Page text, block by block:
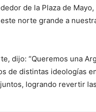
de la Plaza de
norte grande a
dijo: “Queremos una
de distintas ideologías
logrando revertir